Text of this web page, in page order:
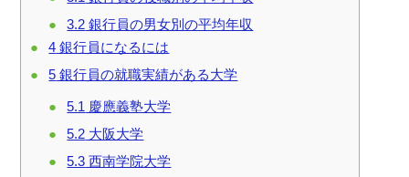
3.2 銀行員の男女別の平均年収
4 銀行員になるには
5 銀行員の就職実績がある大学
5.1 慶應義塾大学
5.2 大阪大学
5.3 西南学院大学